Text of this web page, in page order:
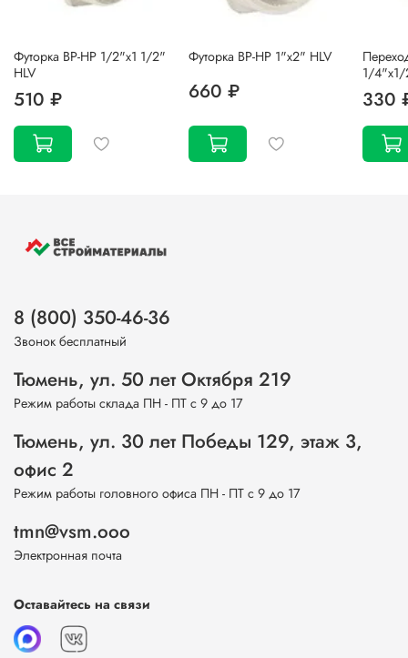
Футорка ВР-НР 1/2"х1 1/2"
HLV
510 ₽
Футорка ВР-НР 1"х2" HLV
660 ₽
1/
330
8 (800) 350-46-36
Звонок бесплатный
Тюмень, ул. 50 лет Октября 219
Режим работы склада ПН - ПТ с 9 до 17
Тюмень, ул. 30 лет Победы 129, этаж 3,
офис 2
Режим работы головного офиса ПН - ПТ с 9 до 17
tmn@vsm.ooo
Электронная почта
Оставайтесь на связи